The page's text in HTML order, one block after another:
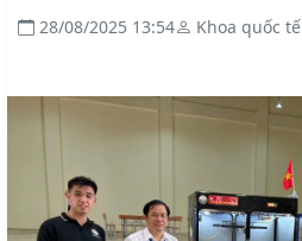
28/08/2025 13:54 Khoa quốc tế